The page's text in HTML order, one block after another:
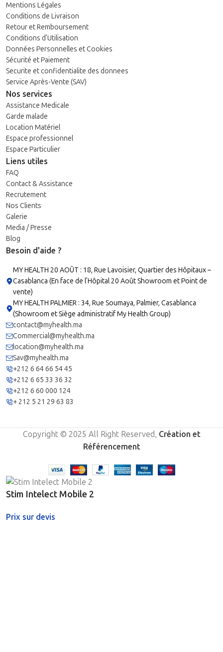
Mentions Légales
Conditions de Livraison
Retour et Remboursement
Conditions d’Utilisation
Données Personnelles et Cookies
Sécurité et Paiement
Securite et confidentialite des donnees
Service Après-Vente (SAV)
Nos services
Assistance Medicale
Garde malade
Location Matériel
Espace professionnel
Espace Particulier
Liens utiles
FAQ
Contact & Assistance
Recrutement
Nos Clients
Galerie
Media / Presse
Blog
Besoin d'aide ?
MY HEALTH 20 AOÛT : 18, Rue Lavoisier, Quartier des Hôpitaux –
Casablanca (En face de l’Hôpital 20 Août Showroom et Point de
vente)
MY HEALTH PALMIER : 34, Rue Soumaya, Palmier, Casablanca
(Showroom et Siège administratif My Health Group)
contact@myhealth.ma
Commercial@myhealth.ma
location@myhealth.ma
Sav@myhealth.ma
+212 6 64 66 54 45
+212 6 65 33 36 32
+212 6 60 000 124
+ 212 5 21 29 63 83
Copyright © 2025 All Right Reserved, Création et
Référencement
Stim Intelect Mobile 2
Prix sur devis